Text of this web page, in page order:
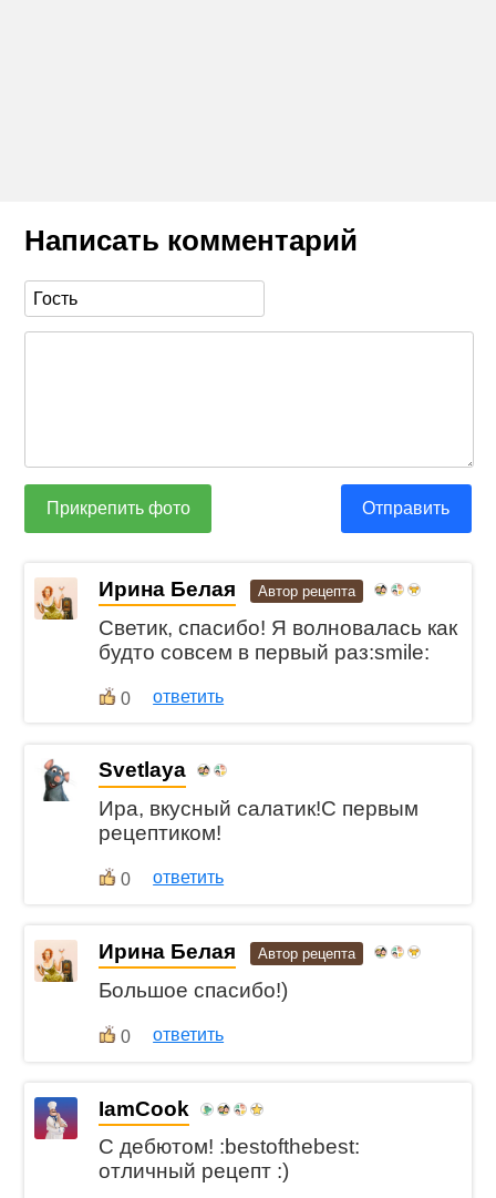
Написать комментарий
Прикрепить фото Отправить
Ирина Белая Автор рецепта
Светик, спасибо! Я волновалась как
будто совсем в первый раз:smile:
0 ответить
Svetlaya
Ира, вкусный салатик!С первым
рецептиком!
0 ответить
Ирина Белая Автор рецепта
Большое спасибо!)
0 ответить
IamCook
С дебютом! :bestofthebest:
отличный рецепт :)